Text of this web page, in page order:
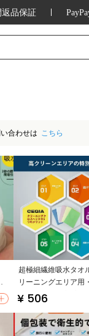
チン用
返品保証
合わせは こちら
超極細繊維吸水タオ
リーニングエリア用
ちなし・GMP対応】
¥ 506